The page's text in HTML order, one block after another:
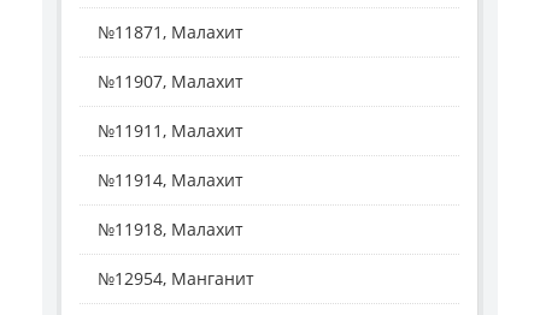
№11871, Малахит
№11907, Малахит
№11911, Малахит
№11914, Малахит
№11918, Малахит
№12954, Манганит